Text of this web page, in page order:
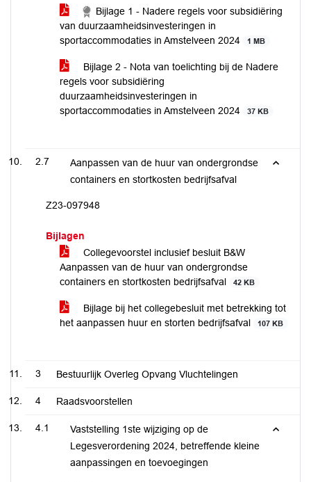
Bijlage 1 - Nadere regels voor subsidiëring
van duurzaamheidsinvesteringen in
sportaccommodaties in Amstelveen 2024
1 MB
Bijlage 2 - Nota van toelichting bij de Nadere
regels voor subsidiëring
duurzaamheidsinvesteringen in
sportaccommodaties in Amstelveen 2024
37 KB
2.7
Aanpassen van de huur van ondergrondse
containers en stortkosten bedrijfsafval
Z23-097948
Bijlagen
Collegevoorstel inclusief besluit B&W
Aanpassen van de huur van ondergrondse
containers en stortkosten bedrijfsafval
42 KB
Bijlage bij het collegebesluit met betrekking tot
het aanpassen huur en storten bedrijfsafval
107 KB
3 Bestuurlijk Overleg Opvang Vluchtelingen
4 Raadsvoorstellen
4.1
Vaststelling 1ste wijziging op de
Legesverordening 2024, betreffende kleine
aanpassingen en toevoegingen